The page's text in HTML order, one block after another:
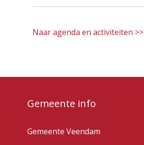
Naar agenda en activiteiten >>
Gemeente info
Gemeente Veendam